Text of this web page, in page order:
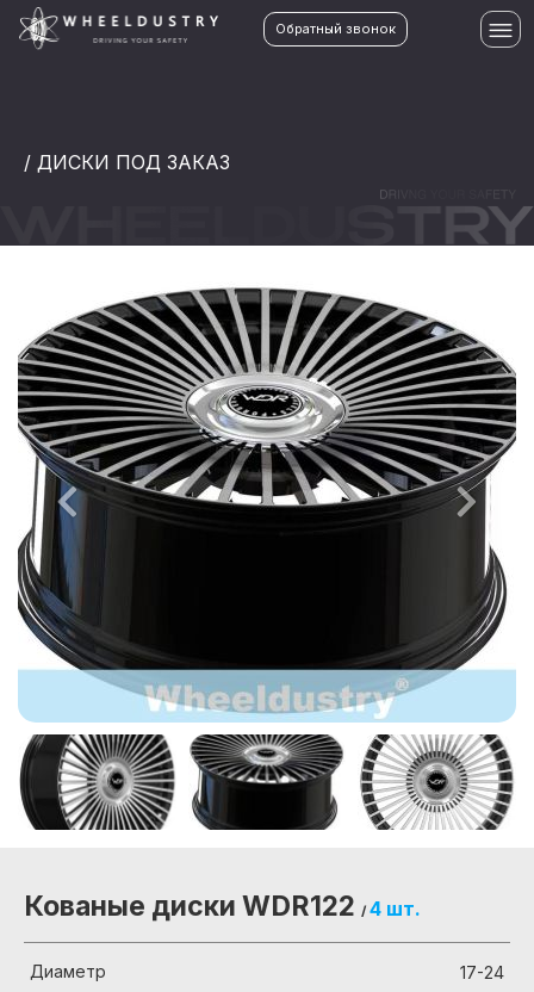
Обратный звонок
/ ДИСКИ ПОД ЗАКАЗ
Кованые диски WDR122 / 4 шт.
Диаметр 17-24